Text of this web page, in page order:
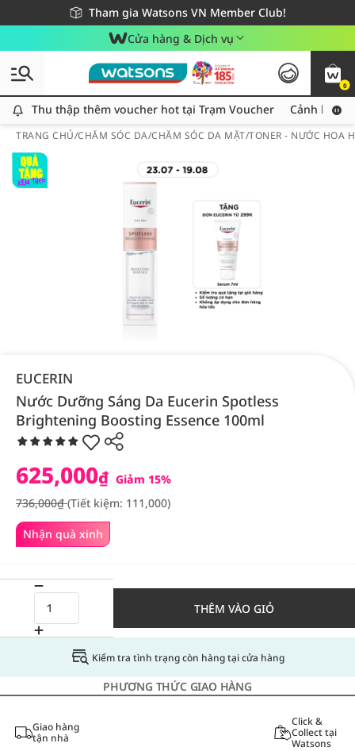
Tham gia Watsons VN Member Club!
Miễn phí giao hàng cho đơn hàng từ 249,000Đ
Giao hàng nhanh 24h - Áp dụng khu vực TP. Hồ Chí Minh
Cửa hàng & Dịch vụ
0
Thu thập thêm voucher hot tại Trạm Voucher
Thu thập thêm voucher hot tại Trạm Voucher Cảnh báo
TRANG CHỦ/CHĂM SÓC DA/CHĂM SÓC DA MẶT/TONER - NƯỚC HOA
EUCERIN
Nước Dưỡng Sáng Da Eucerin Spotless
Brightening Boosting Essence 100ml
Nhận quà xinh
625,000₫ Giảm 15%
736,000₫(Tiết kiệm: 111,000)
THÊM VÀO GIỎ
Kiểm tra tình trạng còn hàng tại cửa hàng
PHƯƠNG THỨC GIAO HÀNG
Giao hàng
tận nhà
Click &
Collect tại
Watsons